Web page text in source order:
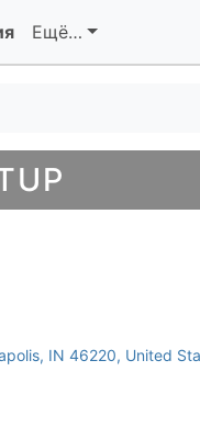
Ещё…
IN 46220, United